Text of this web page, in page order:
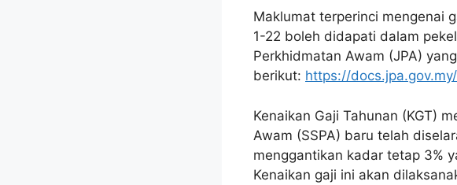
Maklumat terperinci mengenai
1-22 boleh didapati dalam
Perkhidmatan Awam (JPA) yang
berikut: https://
Kenaikan Gaji Tahunan (KGT)
Awam (SSPA) baru telah
menggantikan kadar tetap 3%
Kenaikan gaji ini akan